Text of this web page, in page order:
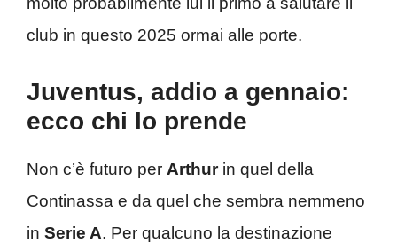
club in questo 2025 ormai alle porte.
Juventus, addio a gennaio:
ecco chi lo prende
Non c’è futuro per Arthurin quel della
Continassa e da quel che sembra nemmeno
in Serie A. Per qualcuno la destinazione